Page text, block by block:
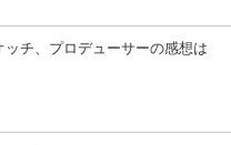
ッチ、プロデューサーの感想は